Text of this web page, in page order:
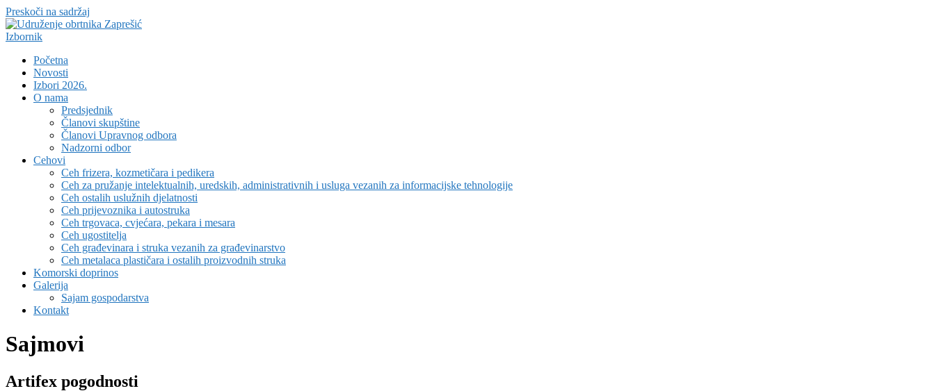
Preskoči na sadržaj
Izbornik
Početna
Novosti
Izbori 2026.
O nama
Predsjednik
Članovi skupštine
Članovi Upravnog odbora
Nadzorni odbor
Cehovi
Ceh frizera, kozmetičara i pedikera
Ceh za pružanje intelektualnih, uredskih, administrativnih i usluga vezanih za informacijske tehnologije
Ceh ostalih uslužnih djelatnosti
Ceh prijevoznika i autostruka
Ceh trgovaca, cvjećara, pekara i mesara
Ceh ugostitelja
Ceh građevinara i struka vezanih za građevinarstvo
Ceh metalaca plastičara i ostalih proizvodnih struka
Komorski doprinos
Galerija
Sajam gospodarstva
Kontakt
Sajmovi
Artifex pogodnosti